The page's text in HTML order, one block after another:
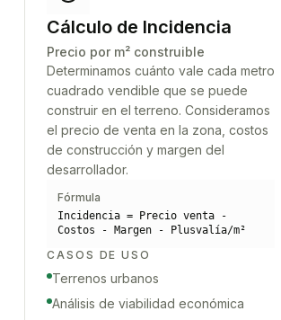
Cálculo de Incidencia
Precio por m² construible
Determinamos cuánto vale cada metro
cuadrado vendible que se puede
construir en el terreno. Consideramos
el precio de venta en la zona, costos
de construcción y margen del
desarrollador.
Fórmula
Incidencia = Precio venta -
Costos - Margen - Plusvalía/m²
CASOS DE USO
Terrenos urbanos
Análisis de viabilidad económica